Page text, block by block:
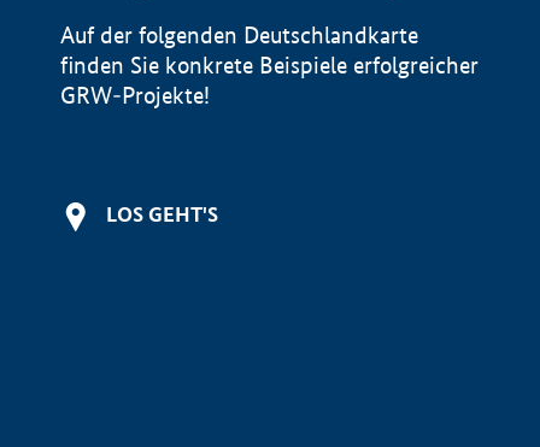
Auf der folgenden Deutschlandkarte
finden Sie konkrete Beispiele erfolgreicher
GRW-Projekte!
LOS GEHT'S